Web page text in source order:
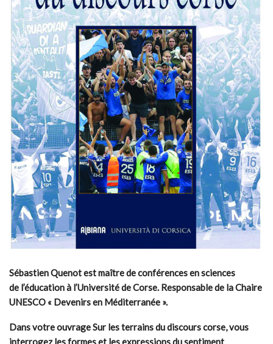
Sébastien Quenot est maître de conférences en sciences
de l’éducation à l’Université de Corse. Responsable de la Chaire
UNESCO « Devenirs en Méditerranée ».
Dans votre ouvrage Sur les terrains du discours corse, vous
interrogez les formes et les expressions du sentiment